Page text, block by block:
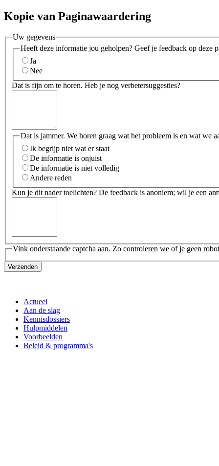
Kopie van Paginawaardering
Uw gegevens
Heeft deze informatie jou geholpen? Geef je feedback op deze
Ja
Nee
Dat is fijn om te horen. Heb je nog verbetersuggesties?
Dat is jammer. We horen graag wat het probleem is en wat we
Ik begrijp niet wat er staat
De informatie is onjuist
De informatie is niet volledig
Andere reden
Kun je dit nader toelichten? De feedback is anoniem; wil je een
Vink onderstaande captcha aan. Zo controleren we of je geen
Verzenden
Actueel
Aan de slag
Kennisdossiers
Hulpmiddelen
Voorbeelden
Beleid & programma's